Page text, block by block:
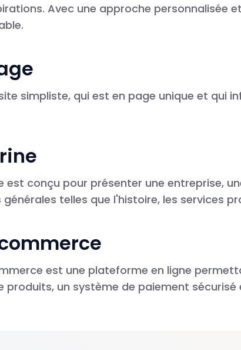
Avec une approche personnalisée
simpliste, qui est en page unique et qui
est conçu pour présenter une entreprise,
telles que l'histoire, les services
est une plateforme en ligne
produits, un système de paiement